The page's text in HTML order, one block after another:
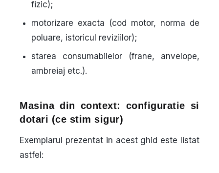
fizic);
motorizare exacta (cod motor, norma de
poluare, istoricul reviziilor);
starea consumabilelor (frane, anvelope,
ambreiaj etc.).
Masina din context: configuratie si
dotari (ce stim sigur)
Exemplarul prezentat in acest ghid este listat
astfel: